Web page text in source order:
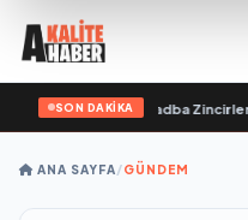
SON DAKİKA
yitirdi• Svadba Zincirleri
ANA SAYFA/GÜNDEM